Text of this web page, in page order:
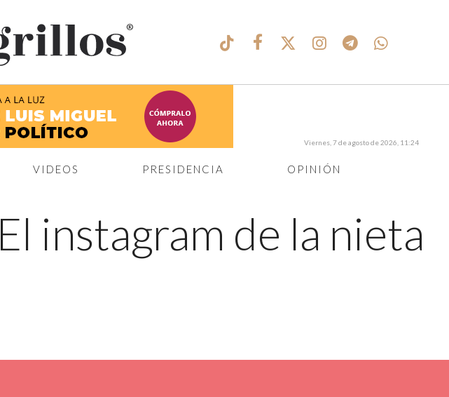
®
VIDEOS PRESIDENCIA OPINIÓN
Viernes, 7 de agosto de 2026, 11:24
El instagram de la nieta